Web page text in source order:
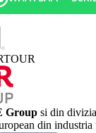
bufet 12.30-14.00,
pe plaja
15.30
de bauturi
selectate 10.00-
sunt stabilite de
Group si din
din